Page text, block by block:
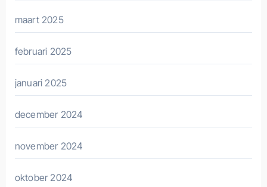
maart 2025
februari 2025
januari 2025
december 2024
november 2024
oktober 2024